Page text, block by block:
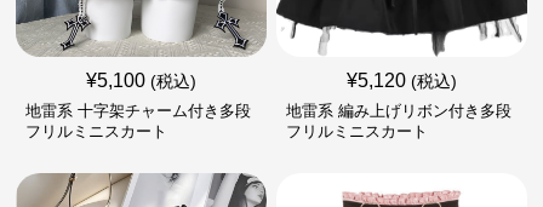
¥5,100 (税込)
地雷系 十字架チャーム付き多段
フリルミニスカート
¥5,120 (税込)
地雷系 編み上げリボン付き多段
フリルミニスカート